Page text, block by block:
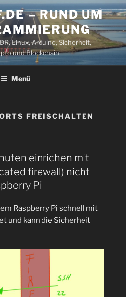
– RUND UM
Linux, Arduino, Sicherheit,
und Blockchain
Menü
FREISCHALTEN
einrichen mit
firewall) nicht
Pi
Raspberry Pi schnell mit
und kann die Sicherheit